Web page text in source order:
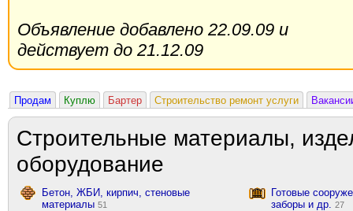
Объявление добавлено 22.09.09 и
действует до 21.12.09
Продам Куплю Бартер Строительство ремонт услуги
Строительные материалы,
оборудование
Бетон, ЖБИ, кирпич, стеновые
материалы 51
Готовые
заборы и др.
27